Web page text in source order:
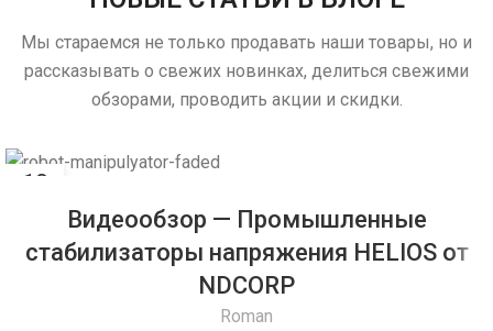
ДИАПАЗОН, (%) ±20%
ТОЧН, ВЫХОД, % 1
500x370x300
ДИАПАЗОН, (%) ±20%
ГАБАРИТЫ,
Мы стараемся не только продавать наши товары, но и
рассказывать о свежих новинках, делиться свежими
обзорами, проводить акции и скидки.
10
Видеообзор — Промышленные
стабилизаторы напряжения HELIOS от
NDCORP
Roman